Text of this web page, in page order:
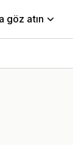
göz atın